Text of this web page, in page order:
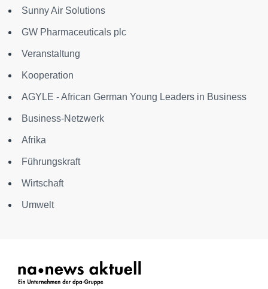
Sunny Air Solutions
GW Pharmaceuticals plc
Veranstaltung
Kooperation
AGYLE - African German Young Leaders in Business
Business-Netzwerk
Afrika
Führungskraft
Wirtschaft
Umwelt